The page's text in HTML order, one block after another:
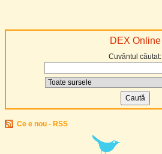
DEX Online
Cuvântul căutat:
Ce e nou - RSS